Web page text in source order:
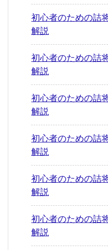
初心者のための
解説
初心者のための
解説
初心者のための
解説
初心者のための
解説
初心者のための
解説
初心者のための
解説